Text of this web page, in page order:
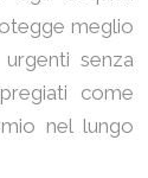
meglio
senza
come
nel lungo